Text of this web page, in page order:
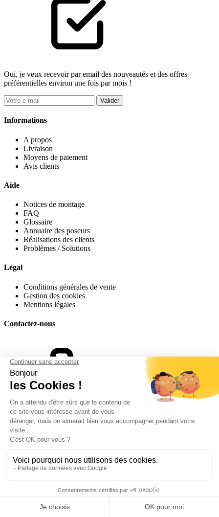
Oui, je veux recevoir par email des nouveautés et des offres
préférentielles environ une fois par mois !
Valider
Informations
A propos
Livraison
Moyens de paiement
Avis clients
Aide
Notices de montage
FAQ
Glossaire
Annuaire des poseurs
Réalisations des clients
Problèmes / Solutions
Légal
Conditions générales de vente
Gestion des cookies
Mentions légales
Contactez-nous
Formulaire de contact
Suivez-nous